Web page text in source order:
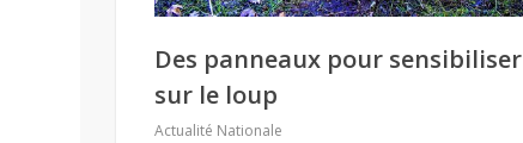
Des panneaux pour sensibiliser
sur le loup
Actualité Nationale